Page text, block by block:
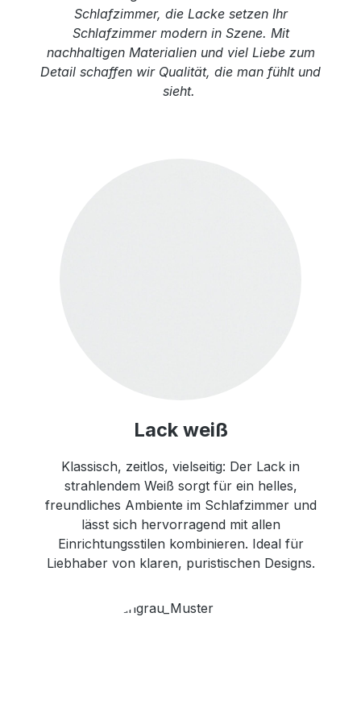
Schlafzimmer, die Lacke setzen Ihr
Schlafzimmer modern in Szene. Mit
nachhaltigen Materialien und viel Liebe zum
Detail schaffen wir Qualität, die man fühlt und
sieht.
Lack weiß
Klassisch, zeitlos, vielseitig: Der Lack in
strahlendem Weiß sorgt für ein helles,
freundliches Ambiente im Schlafzimmer und
lässt sich hervorragend mit allen
Einrichtungsstilen kombinieren. Ideal für
Liebhaber von klaren, puristischen Designs.